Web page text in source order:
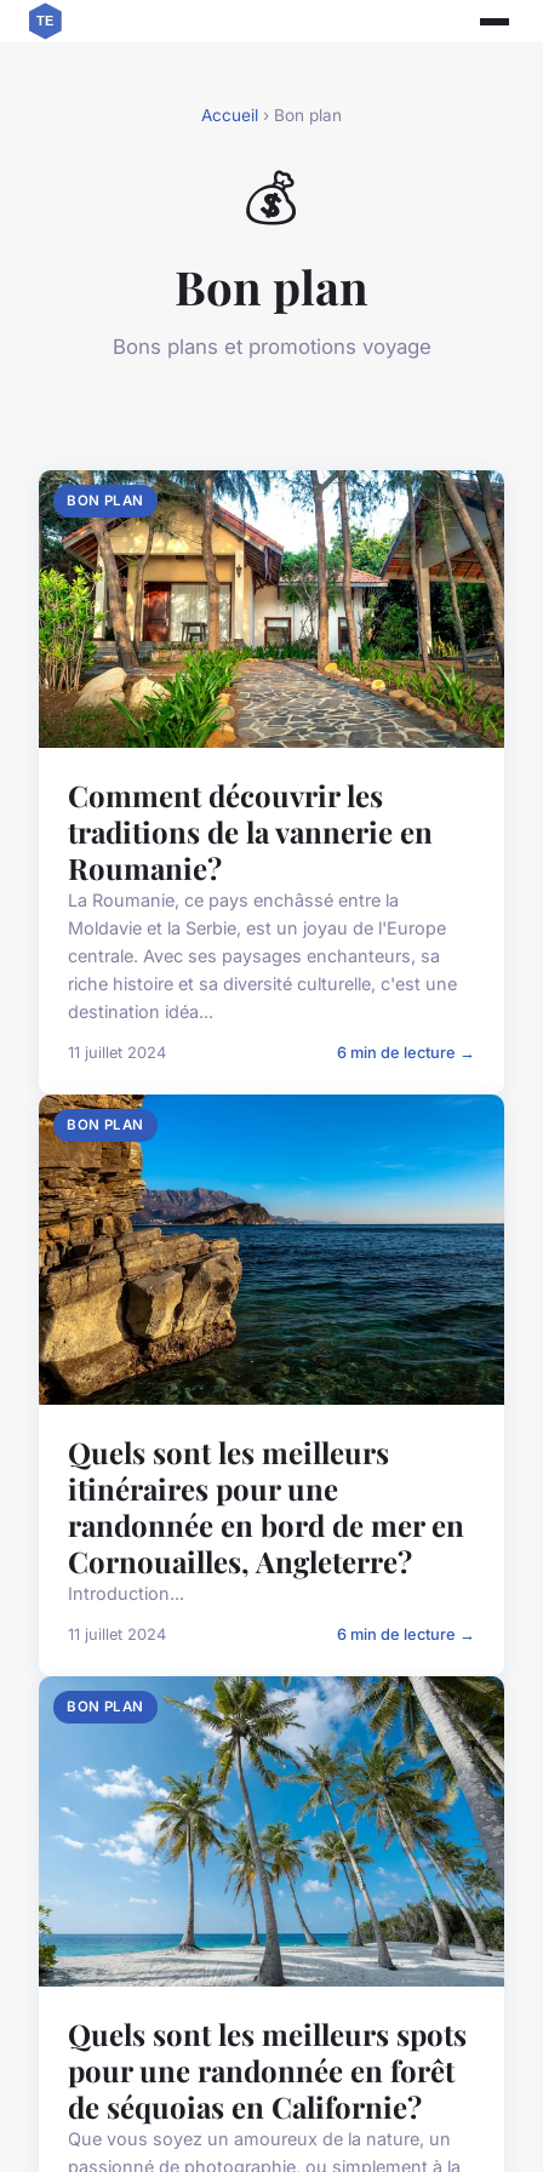
Accueil › Bon plan
💰
Bon plan
Bons plans et promotions voyage
BON PLAN
Comment découvrir les
traditions de la vannerie en
Roumanie?
La Roumanie, ce pays enchâssé entre la
Moldavie et la Serbie, est un joyau de l'Europe
centrale. Avec ses paysages enchanteurs, sa
riche histoire et sa diversité culturelle, c'est une
destination idéa...
11 juillet 2024 6 min de lecture →
BON PLAN
Quels sont les meilleurs
itinéraires pour une
randonnée en bord de mer en
Cornouailles, Angleterre?
Introduction...
11 juillet 2024 6 min de lecture →
BON PLAN
Quels sont les meilleurs spots
pour une randonnée en forêt
de séquoias en Californie?
Que vous soyez un amoureux de la nature, un
passionné de photographie, ou simplement à la